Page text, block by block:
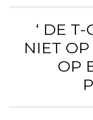
‘ DE
NIET
OP